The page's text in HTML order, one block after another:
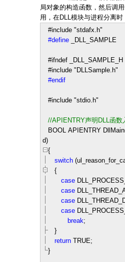
局对象的构造函数，然后调
用，在DLL模块与进程分离时
#include "stdafx.h"
#define _DLL_SAMPLE
#ifndef _DLL_SAMPLE_H
#include "DLLSample.h"
#endif
#include "stdio.h"
//APIENTRY声明DLL函数
BOOL APIENTRY
d)
{
switch
{
case
case
case
case
break;
}
return TRUE;
}